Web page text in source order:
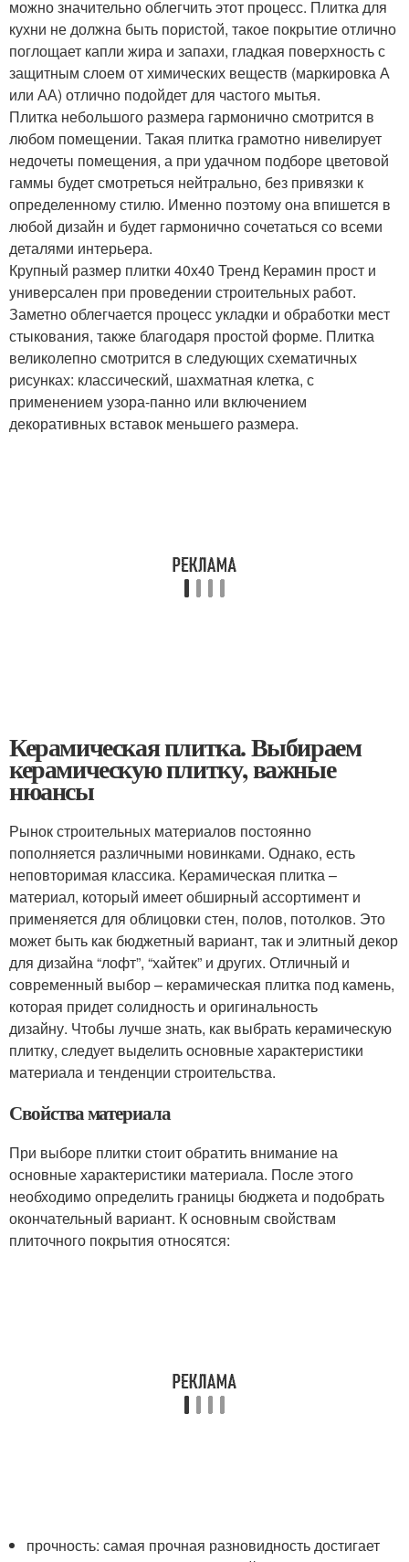
можно значительно облегчить этот процесс. Плитка для
кухни не должна быть пористой, такое покрытие отлично
поглощает капли жира и запахи, гладкая поверхность с
защитным слоем от химических веществ (маркировка А
или АА) отлично подойдет для частого мытья.
Плитка небольшого размера гармонично смотрится в
любом помещении. Такая плитка грамотно нивелирует
недочеты помещения, а при удачном подборе цветовой
гаммы будет смотреться нейтрально, без привязки к
определенному стилю. Именно поэтому она впишется в
любой дизайн и будет гармонично сочетаться со всеми
деталями интерьера.
Крупный размер плитки 40х40 Тренд Керамин прост и
универсален при проведении строительных работ.
Заметно облегчается процесс укладки и обработки мест
стыкования, также благодаря простой форме. Плитка
великолепно смотрится в следующих схематичных
рисунках: классический, шахматная клетка, с
применением узора-панно или включением
декоративных вставок меньшего размера.
Керамическая плитка. Выбираем
керамическую плитку, важные
нюансы
Рынок строительных материалов постоянно
пополняется различными новинками. Однако, есть
неповторимая классика. Керамическая плитка –
материал, который имеет обширный ассортимент и
применяется для облицовки стен, полов, потолков. Это
может быть как бюджетный вариант, так и элитный декор
для дизайна “лофт”, “хайтек” и других. Отличный и
современный выбор – керамическая плитка под камень,
которая придет солидность и оригинальность
дизайну. Чтобы лучше знать, как выбрать керамическую
плитку, следует выделить основные характеристики
материала и тенденции строительства.
Свойства материала
При выборе плитки стоит обратить внимание на
основные характеристики материала. После этого
необходимо определить границы бюджета и подобрать
окончательный вариант. К основным свойствам
плиточного покрытия относятся:
прочность: самая прочная разновидность достигает